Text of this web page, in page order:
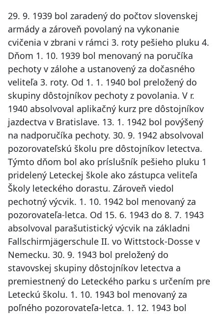
29. 9. 1939 bol zaradený do počtov slovenskej
armády a zároveň povolaný na vykonanie
cvičenia v zbrani v rámci 3. roty pešieho pluku 4.
Dňom 1. 10. 1939 bol menovaný na poručíka
pechoty v zálohe a ustanovený za dočasného
veliteľa 3. roty. Od 1. 1. 1940 bol preložený do
skupiny dôstojníkov pechoty z povolania. V r.
1940 absolvoval aplikačný kurz pre dôstojníkov
jazdectva v Bratislave. 13. 1. 1942 bol povýšený
na nadporučíka pechoty. 30. 9. 1942 absolvoval
pozorovateľskú školu pre dôstojníkov letectva.
Týmto dňom bol ako príslušník pešieho pluku 1
pridelený Leteckej škole ako zástupca veliteľa
Školy leteckého dorastu. Zároveň viedol
pechotný výcvik. 1. 10. 1942 bol menovaný za
pozorovateľa-letca. Od 15. 6. 1943 do 8. 7. 1943
absolvoval parašutistický výcvik na základni
Fallschirmjägerschule II. vo Wittstock-Dosse v
Nemecku. 30. 9. 1943 bol preložený do
stavovskej skupiny dôstojníkov letectva a
premiestnený do Leteckého parku s určením pre
Leteckú školu. 1. 10. 1943 bol menovaný za
poľného pozorovateľa-letca. 1. 12. 1943 bol